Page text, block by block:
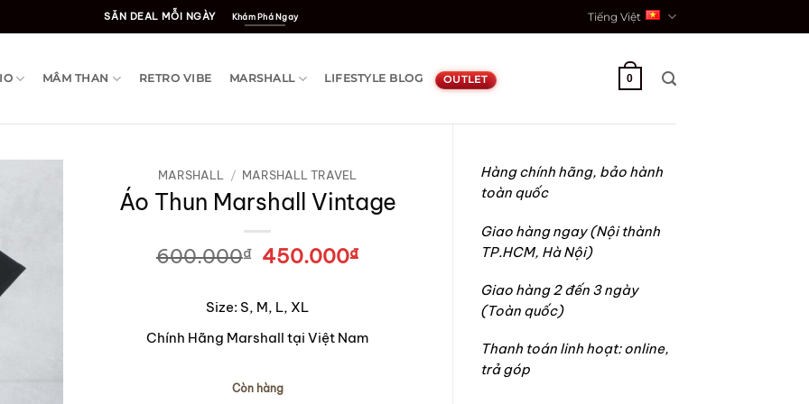
SĂN DEAL MỖI NGÀY Khám Phá Ngay Tiếng Việt
MÂM THAN RETRO VIBE MARSHALL LIFESTYLE BLOG OUTLET 0
Hàng chính hãng, bảo hành
toàn quốc
Giao hàng ngay (Nội thành
TP.HCM, Hà Nội)
Giao hàng 2 đến 3 ngày
(Toàn quốc)
Thanh toán linh hoạt: online,
trả góp
MARSHALL / MARSHALL TRAVEL
Áo Thun Marshall Vintage
600.000₫ Giá
là:
600.000₫.
450.000₫
450.000₫.
Size: S, M, L, XL
Chính Hãng Marshall tại Việt Nam
Còn hàng